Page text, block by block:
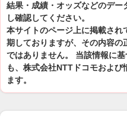
結果・成績・オッズなどのデ
し確認してください。
本サイトのページ上に掲載さ
期しておりますが、その内容
ではありません。 当該情報に
も、株式会社NTTドコモおよ
ます。